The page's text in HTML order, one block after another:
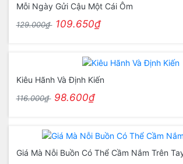
Mỗi Ngày Gửi Cậu Một Cái Ôm
129.000₫ 109.650₫
Kiêu Hãnh Và Định Kiến
116.000₫ 98.600₫
Giá Mà Nỗi Buồn Có Thể Cầm Nắm Trên